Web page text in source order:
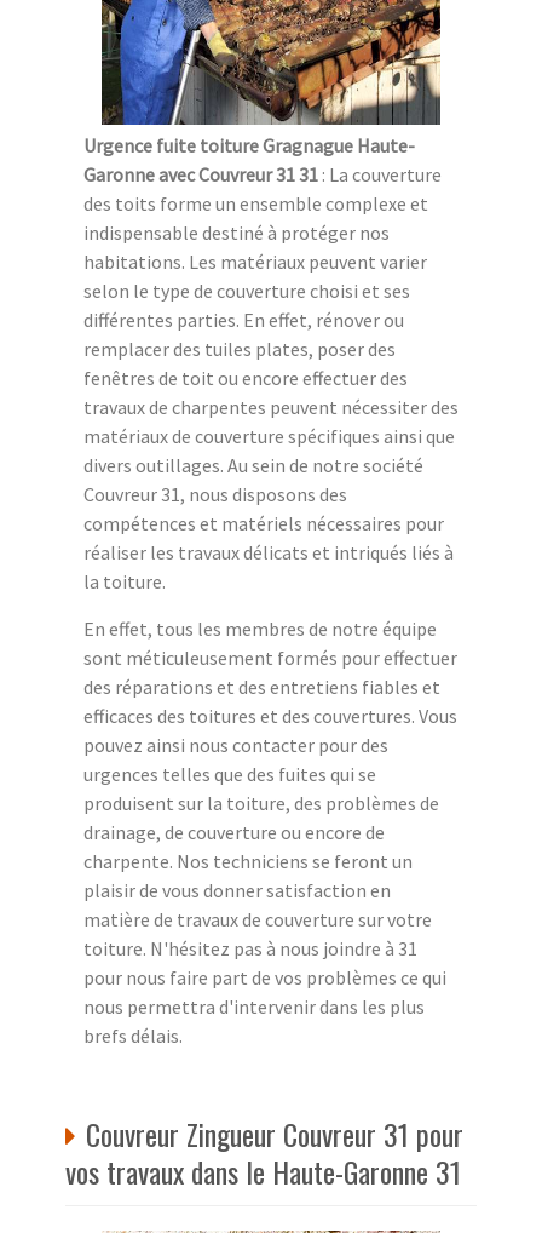
Urgence fuite toiture Gragnague Haute-
Garonne avec Couvreur 31 31 : La couverture
des toits forme un ensemble complexe et
indispensable destiné à protéger nos
habitations. Les matériaux peuvent varier
selon le type de couverture choisi et ses
différentes parties. En effet, rénover ou
remplacer des tuiles plates, poser des
fenêtres de toit ou encore effectuer des
travaux de charpentes peuvent nécessiter des
matériaux de couverture spécifiques ainsi que
divers outillages. Au sein de notre société
Couvreur 31, nous disposons des
compétences et matériels nécessaires pour
réaliser les travaux délicats et intriqués liés à
la toiture.
En effet, tous les membres de notre équipe
sont méticuleusement formés pour effectuer
des réparations et des entretiens fiables et
efficaces des toitures et des couvertures. Vous
pouvez ainsi nous contacter pour des
urgences telles que des fuites qui se
produisent sur la toiture, des problèmes de
drainage, de couverture ou encore de
charpente. Nos techniciens se feront un
plaisir de vous donner satisfaction en
matière de travaux de couverture sur votre
toiture. N'hésitez pas à nous joindre à 31
pour nous faire part de vos problèmes ce qui
nous permettra d'intervenir dans les plus
brefs délais.
Couvreur Zingueur Couvreur 31 pour
vos travaux dans le Haute-Garonne 31